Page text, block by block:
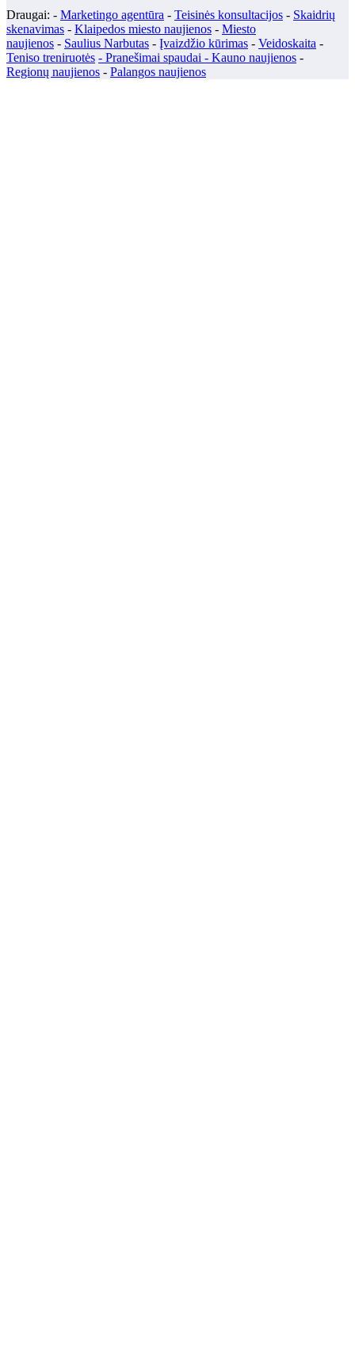
Draugai: - Marketingo agentūra - Teisinės konsultacijos - Skaidrių
skenavimas - Klaipedos miesto naujienos - Miesto
naujienos - Saulius Narbutas - Įvaizdžio kūrimas - Veidoskaita -
Teniso treniruotės - Pranešimai spaudai - Kauno naujienos -
Regionų naujienos - Palangos naujienos